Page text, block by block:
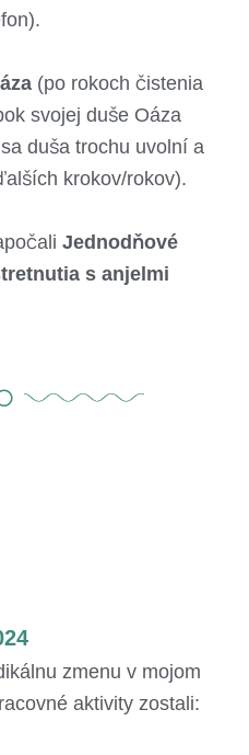
(po rokoch čistenia
svojej duše Oáza
duša trochu uvolní a
krokov/rokov).
Jednodňové
s anjelmi
zmenu v mojom
aktivity zostali: